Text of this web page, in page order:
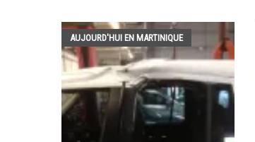
AUJOURD'HUI EN MARTINIQUE